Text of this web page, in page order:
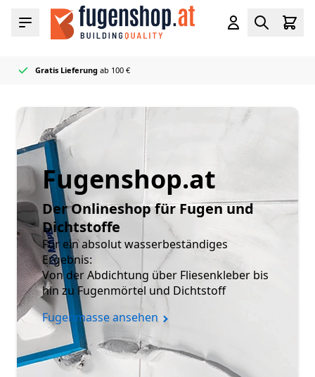
Zum Inhalt springen
Menü
Cart
Gratis Lieferung ab 100 €
Offizieller Mapei Händler
50+ Fugen- & Dichtstofffarben
Sehr schnellgeliefert
Fugenshop.at
Der Onlineshop für Fugen und
Dichtstoffe
Für ein absolut wasserbeständiges
Ergebnis:
Von der Abdichtung über Fliesenkleber bis
hin zu Fugenmörtel und Dichtstoff
Fugenmasse ansehen